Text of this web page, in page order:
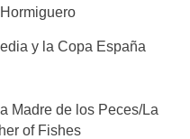
y la Copa España
Madre de los Peces/La
of Fishes